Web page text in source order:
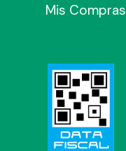
Mis Compras